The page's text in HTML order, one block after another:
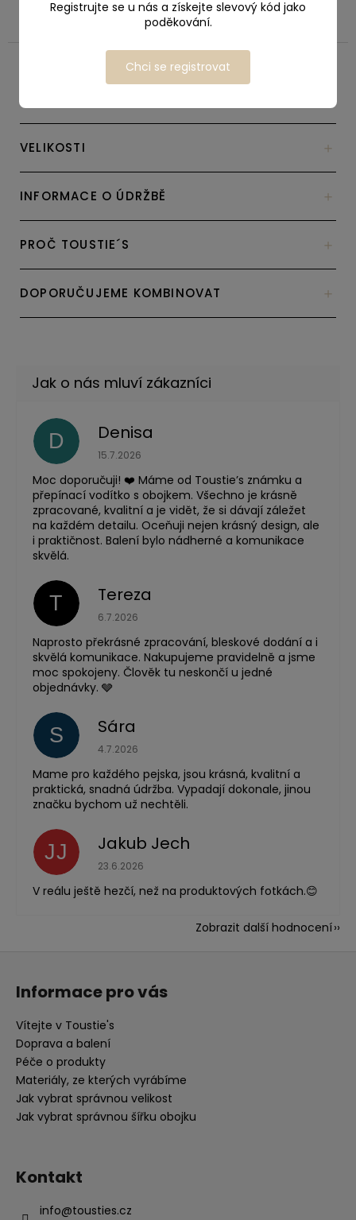
Související (7) Diskuze
VELIKOSTI
INFORMACE O ÚDRŽBĚ
PROČ TOUSTIE´S
DOPORUČUJEME KOMBINOVAT
D Denisa
Hodnocení obchodu je 5 z 5 hvězdiček.
15.7.2026
Moc doporučuji! ❤️ Máme od Toustie’s známku a
přepínací vodítko s obojkem. Všechno je krásně
zpracované, kvalitní a je vidět, že si dávají záležet
na každém detailu. Oceňuji nejen krásný design, ale
i praktičnost. Balení bylo nádherné a komunikace
skvělá.
T Tereza
Hodnocení obchodu je 5 z 5 hvězdiček.
6.7.2026
Naprosto překrásné zpracování, bleskové dodání a i
skvělá komunikace. Nakupujeme pravidelně a jsme
moc spokojeny. Člověk tu neskončí u jedné
objednávky. 🩶
S Sára
Hodnocení obchodu je 5 z 5 hvězdiček.
4.7.2026
Mame pro každého pejska, jsou krásná, kvalitní a
praktická, snadná údržba. Vypadají dokonale, jinou
značku bychom už nechtěli.
JJ Jakub Jech
Hodnocení obchodu je 5 z 5 hvězdiček.
23.6.2026
V reálu ještě hezčí, než na produktových fotkách.😊
Zobrazit další hodnocení
Informace pro vás
Vítejte v Toustie's
Doprava a balení
Péče o produkty
Materiály, ze kterých vyrábíme
Jak vybrat správnou velikost
Jak vybrat správnou šířku obojku
Kontakt
info@tousties.cz
Registrujte se u nás a získejte slevový kód jako
poděkování.
Chci se registrovat